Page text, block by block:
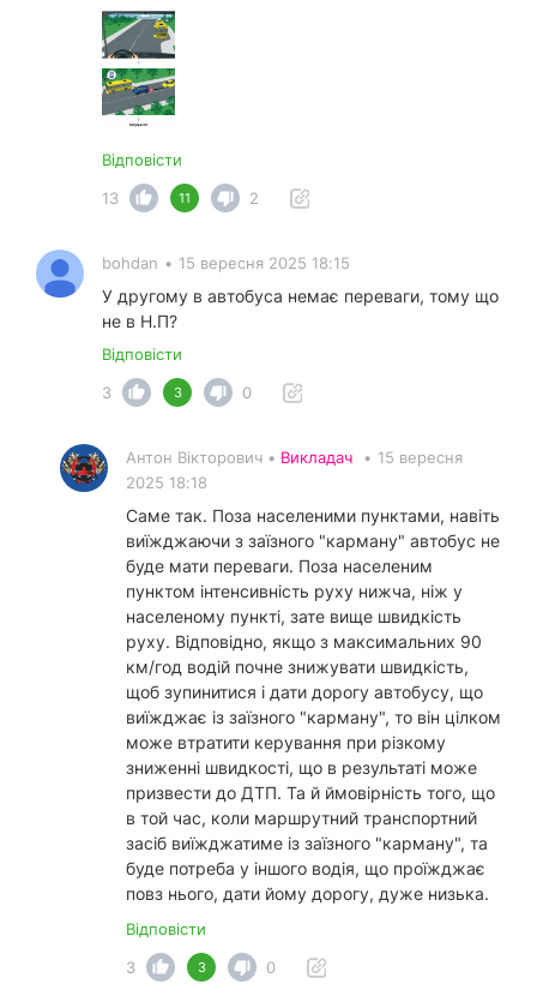
Відповісти
13
11 2
bohdan • 15 вересня 2025 18:15
У другому в автобуса немає переваги, тому що
не в Н.П?
Відповісти
3
3 0
Антон Вікторович • Викладач • 15 вересня
2025 18:18
Саме так. Поза населеними пунктами, навіть
виїжджаючи з заїзного "карману" автобус не
буде мати переваги. Поза населеним
пунктом інтенсивність руху нижча, ніж у
населеному пункті, зате вище швидкість
руху. Відповідно, якщо з максимальних 90
км/год водій почне знижувати швидкість,
щоб зупинитися і дати дорогу автобусу, що
виїжджає із заїзного "карману", то він цілком
може втратити керування при різкому
зниженні швидкості, що в результаті може
призвести до ДТП. Та й ймовірність того, що
в той час, коли маршрутний транспортний
засіб виїжджатиме із заїзного "карману", та
буде потреба у іншого водія, що проїжджає
повз нього, дати йому дорогу, дуже низька.
Відповісти
3
3 0